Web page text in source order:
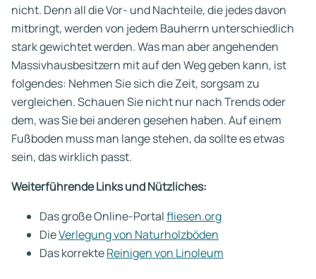
nicht. Denn all die Vor- und Nachteile, die jedes davon
mitbringt, werden von jedem Bauherrn unterschiedlich
stark gewichtet werden. Was man aber angehenden
Massivhausbesitzern mit auf den Weg geben kann, ist
folgendes: Nehmen Sie sich die Zeit, sorgsam zu
vergleichen. Schauen Sie nicht nur nach Trends oder
dem, was Sie bei anderen gesehen haben. Auf einem
Fußboden muss man lange stehen, da sollte es etwas
sein, das wirklich passt.
Weiterführende Links und Nützliches:
Das große Online-Portalfliesen.org
DieVerlegung von Naturholzböden
Das korrekteReinigen von Linoleum